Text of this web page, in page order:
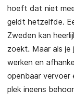
hoeft dat niet
geldt hetzelfde.
Zweden kan
zoekt. Maar als
werken en
openbaar
plek ineens